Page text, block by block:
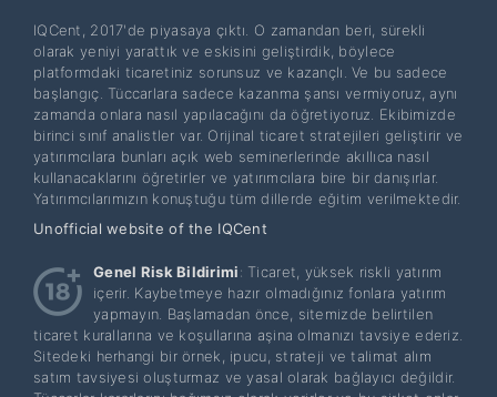
IQCent, 2017'de piyasaya çıktı. O zamandan beri, sürekli
olarak yeniyi yarattık ve eskisini geliştirdik, böylece
platformdaki ticaretiniz sorunsuz ve kazançlı. Ve bu sadece
başlangıç. Tüccarlara sadece kazanma şansı vermiyoruz, aynı
zamanda onlara nasıl yapılacağını da öğretiyoruz. Ekibimizde
birinci sınıf analistler var. Orijinal ticaret stratejileri geliştirir ve
yatırımcılara bunları açık web seminerlerinde akıllıca nasıl
kullanacaklarını öğretirler ve yatırımcılara bire bir danışırlar.
Yatırımcılarımızın konuştuğu tüm dillerde eğitim verilmektedir.
Unofficial website of the IQCent
Genel Risk Bildirimi: Ticaret, yüksek riskli yatırım
içerir. Kaybetmeye hazır olmadığınız fonlara yatırım
yapmayın. Başlamadan önce, sitemizde belirtilen
ticaret kurallarına ve koşullarına aşina olmanızı tavsiye ederiz.
Sitedeki herhangi bir örnek, ipucu, strateji ve talimat alım
satım tavsiyesi oluşturmaz ve yasal olarak bağlayıcı değildir.